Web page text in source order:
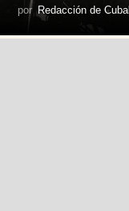
por Redacción de